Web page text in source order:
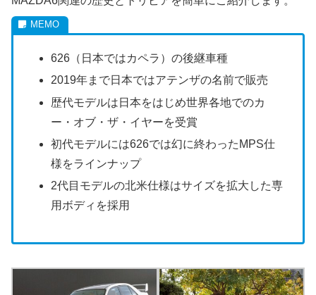
626（日本ではカペラ）の後継車種
2019年まで日本ではアテンザの名前で販売
歴代モデルは日本をはじめ世界各地でのカ
ー・オブ・ザ・イヤーを受賞
初代モデルには626では幻に終わったMPS仕
様をラインナップ
2代目モデルの北米仕様はサイズを拡大した専
用ボディを採用